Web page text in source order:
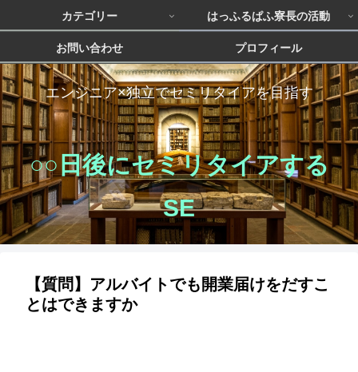
エンジニア×独立でセミリタイアを目指す
○○日後にセミリタイアする
SE
カテゴリー はっふるぱふ寮長の活動
お問い合わせ プロフィール
【質問】アルバイトでも開業届けをだすこ
とはできますか